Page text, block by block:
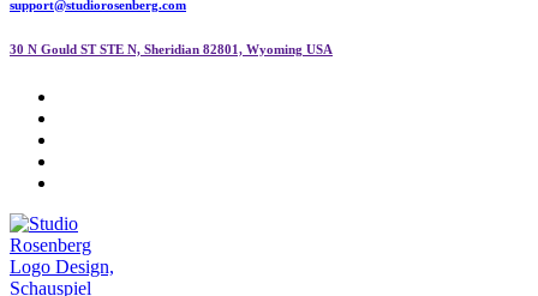
support@studiorosenberg.com
30 N Gould ST STE N, Sheridian 82801, Wyoming USA